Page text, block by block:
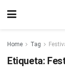
Home Tag
Etiqueta: